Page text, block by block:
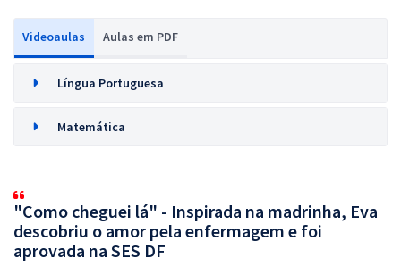
Videoaulas Aulas em PDF
Língua Portuguesa
Matemática
"Como cheguei lá" - Inspirada na madrinha, Eva
descobriu o amor pela enfermagem e foi
aprovada na SES DF